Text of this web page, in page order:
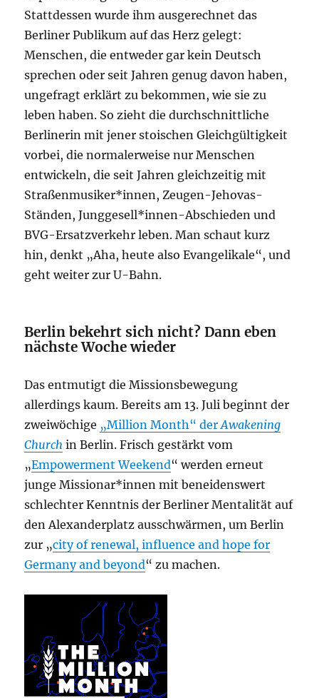
Stattdessen wurde ihm ausgerechnet das
Berliner Publikum auf das Herz gelegt:
Menschen, die entweder gar kein Deutsch
sprechen oder seit Jahren genug davon haben,
ungefragt erklärt zu bekommen, wie sie zu
leben haben. So zieht die durchschnittliche
Berlinerin mit jener stoischen Gleichgültigkeit
vorbei, die normalerweise nur Menschen
entwickeln, die seit Jahren gleichzeitig mit
Straßenmusiker*innen, Zeugen-Jehovas-
Ständen, Junggesell*innen-Abschieden und
BVG-Ersatzverkehr leben. Man schaut kurz
hin, denkt „Aha, heute also Evangelikale“, und
geht weiter zur U-Bahn.
Berlin bekehrt sich nicht? Dann eben
nächste Woche wieder
Das entmutigt die Missionsbewegung
allerdings kaum. Bereits am 13. Juli beginnt der
zweiwöchige „Million Month“ derAwakening
Church in Berlin. Frisch gestärkt vom
„Empowerment Weekend“ werden erneut
junge Missionar*innen mit beneidenswert
schlechter Kenntnis der Berliner Mentalität auf
den Alexanderplatz ausschwärmen, um Berlin
zur „city of renewal, influence and hope for
Germany and beyond“ zu machen.